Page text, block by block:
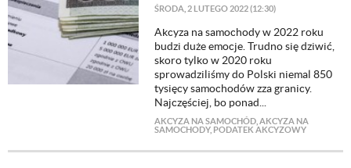
ŚRODA, 2 LUTEGO 2022 (12:30)
Akcyza na samochody w 2022 roku
budzi duże emocje. Trudno się dziwić,
skoro tylko w 2020 roku
sprowadziliśmy do Polski niemal 850
tysięcy samochodów zza granicy.
Najczęściej, bo ponad...
AKCYZA NA SAMOCHÓD, AKCYZA NA
SAMOCHODY, PODATEK AKCYZOWY